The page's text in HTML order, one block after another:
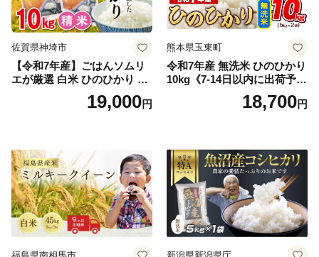
佐賀県神埼市
【令和7年産】ごはんソムリ
エが厳選 白米 ひのひかり 10
米 10kg 5kg×2 ひのひかり ブ
19,000円
熊本県玉東町
令和7年産 無洗米 ひのひかり
10kg《7-14日以内に出荷予定
(土日祝除く)》コメ 米 無洗米
令和7年産 高レビュー｜人気
18,700円